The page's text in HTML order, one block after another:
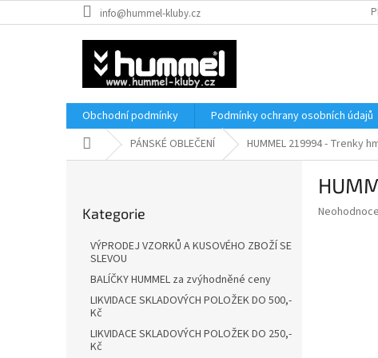
na
info@hummel-kluby.cz
Obchodní podmínky Podmínky ochrany osobních údajů
Domů PÁNSKÉ OBLEČENÍ HUMMEL 219994 - Trenky
kategorie
Kategorie
VÝPRODEJ VZORKŮ A KUSOVÉHO ZBOŽÍ SE
SLEVOU
BALÍČKY HUMMEL za zvýhodněné ceny
LIKVIDACE SKLADOVÝCH POLOŽEK DO 500,-
Kč
LIKVIDACE SKLADOVÝCH POLOŽEK DO 250,-
Kč
Průměrné